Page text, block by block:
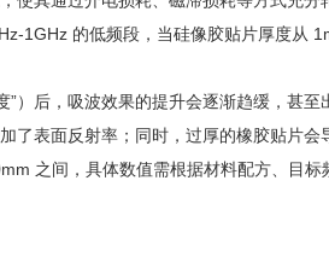
1GHz 的低频段，当硅像胶贴片厚度从
）后，吸波效果的提升会逐渐趋缓，甚
了表面反射率；同时，过厚的橡胶贴片
之间，具体数值需根据材料配方、目标